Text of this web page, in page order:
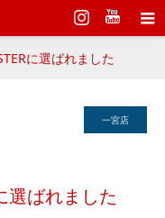
に選ばれました
一宮店
ばれました